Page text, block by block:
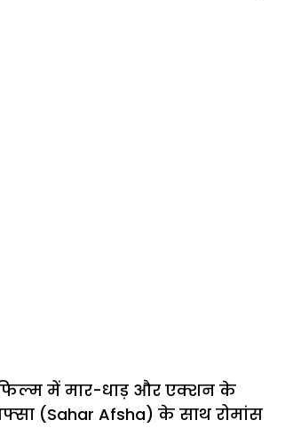
में मार-धाड़ और एक्शन के
(Sahar Afsha) के साथ रोमांस